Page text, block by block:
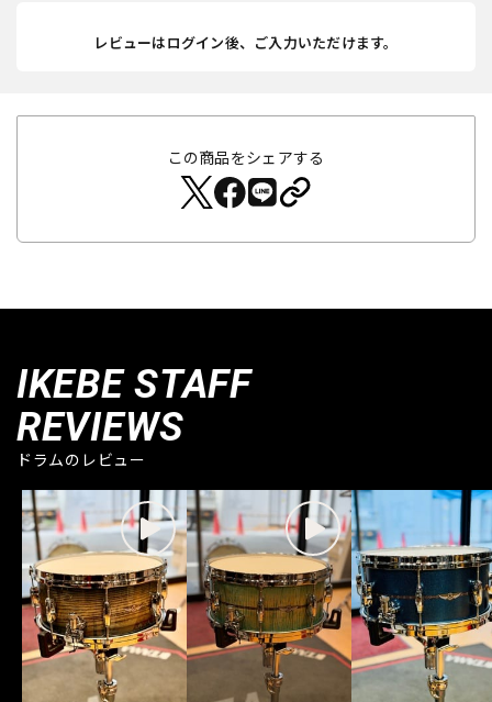
レビューはログイン後、ご入力いただけます。
この商品をシェアする
IKEBE STAFF
REVIEWS
ドラムのレビュー